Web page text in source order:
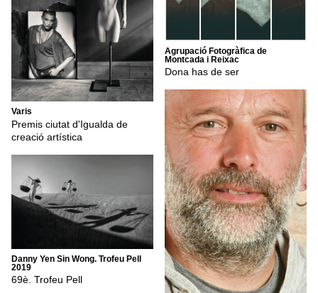
Varis
Premis ciutat d'Igualda de
creació artística
Danny Yen Sin Wong. Trofeu Pell
2019
69è. Trofeu Pell
Agrupació Fotogràfica de
Montcada i Reixac
Dona has de ser